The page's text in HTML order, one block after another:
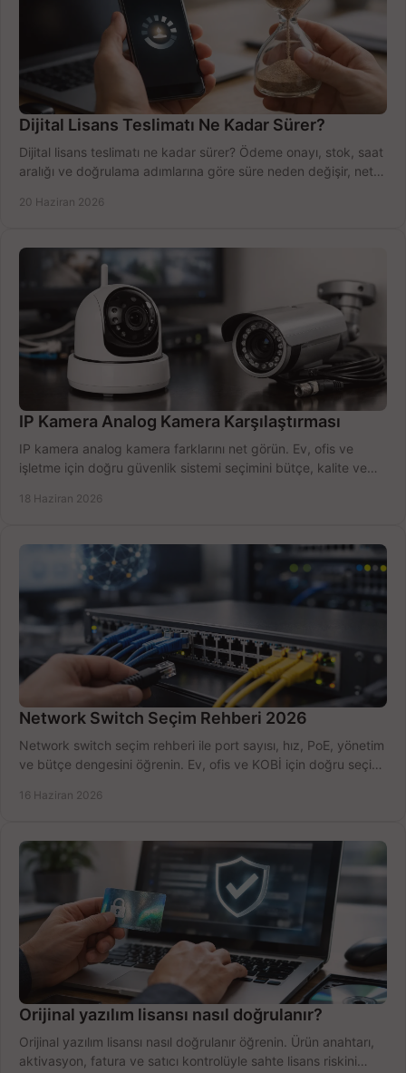
Dijital Lisans Teslimatı Ne Kadar Sürer?
Dijital lisans teslimatı ne kadar sürer? Ödeme onayı, stok, saat
aralığı ve doğrulama adımlarına göre süre neden değişir, net
20 Haziran 2026
IP Kamera Analog Kamera Karşılaştırması
IP kamera analog kamera farklarını net görün. Ev, ofis ve
işletme için doğru güvenlik sistemi seçimini bütçe, kalite ve
18 Haziran 2026
Network Switch Seçim Rehberi 2026
Network switch seçim rehberi ile port sayısı, hız, PoE, yönetim
ve bütçe dengesini öğrenin. Ev, ofis ve KOBİ için doğru seçimi
16 Haziran 2026
Orijinal yazılım lisansı nasıl doğrulanır?
Orijinal yazılım lisansı nasıl doğrulanır öğrenin. Ürün anahtarı,
aktivasyon, fatura ve satıcı kontrolüyle sahte lisans riskini